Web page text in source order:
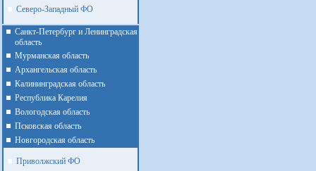
Северо-Западный ФО
Санкт-Петербург и Ленинградская
область
Мурманская область
Архангельская область
Калининградская область
Республика Карелия
Вологодская область
Псковская область
Новгородская область
Приволжский ФО